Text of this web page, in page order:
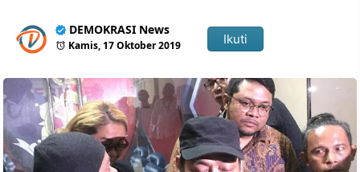
DEMOKRASI News
Kamis, 17 Oktober 2019 Ikuti